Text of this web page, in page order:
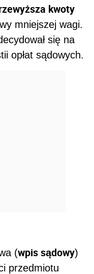
kwoty
mniejszej wagi.
się na
opłat sądowych.
(wpis sądowy)
przedmiotu